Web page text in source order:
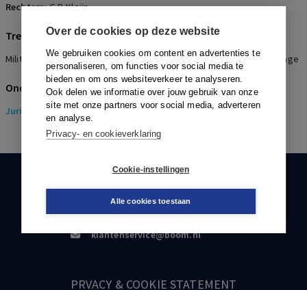
Over de cookies op deze website
We gebruiken cookies om content en advertenties te
personaliseren, om functies voor social media te
bieden en om ons websiteverkeer te analyseren.
Ook delen we informatie over jouw gebruik van onze
site met onze partners voor social media, adverteren
en analyse.
Privacy- en cookieverklaring
Cookie-instellingen
Alle cookies toestaan
Rechters:G.P. Kleijn
Trefwoorden
Militair arbeidsongeschiktheidspensioen, PTSS, Medische rapportage
Onderwerpen
Juridisch> Pensioenrecht
klantenservice@boom.nl
PRVACY & COOKIE STATEMENT